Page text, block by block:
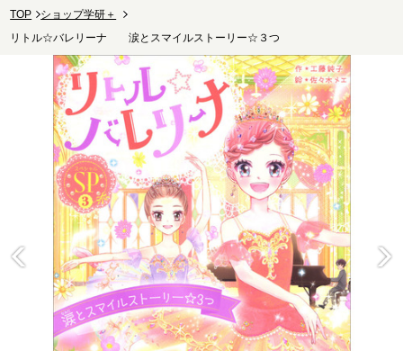
TOP
ショップ学研＋
リトル☆バレリーナ 涙とスマイルストーリー☆３つ